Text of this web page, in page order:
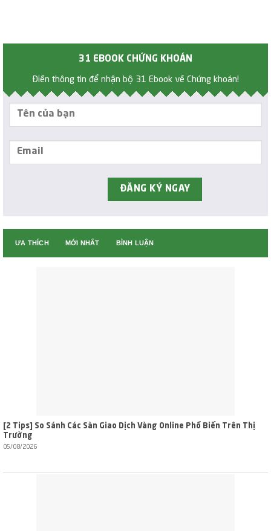
31 EBOOK CHỨNG KHOÁN
Điền thông tin để nhận bộ 31 Ebook về Chứng khoán!
ƯA THÍCH MỚI NHẤT BÌNH LUẬN
[2 Tips] So Sánh Các Sàn Giao Dịch Vàng Online Phổ Biến Trên Thị
Trường
05/08/2026